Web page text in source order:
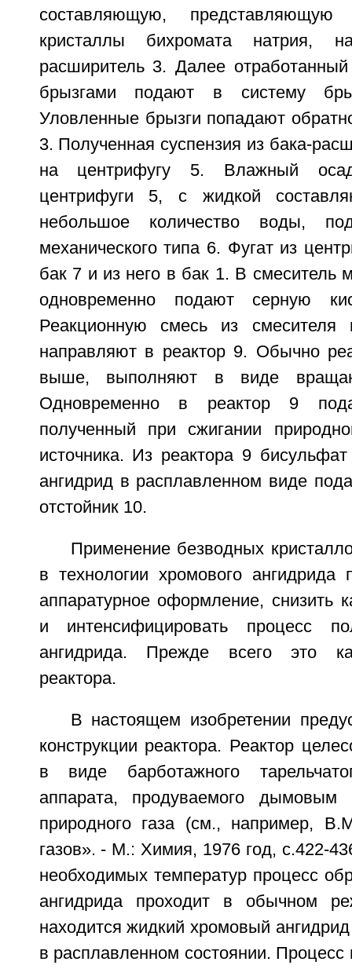
составляющую,
кристаллы бихромата натрия,
расширитель 3. Далее
брызгами подают в систему
Уловленные брызги попадают
3. Полученная суспензия из бака-
на центрифугу 5. Влажный
центрифуги 5, с жидкой
небольшое количество воды,
механического типа 6. Фугат из
бак 7 и из него в бак 1. В смеситель
одновременно подают серную
Реакционную смесь из смесителя
направляют в реактор 9. Обычно
выше, выполняют в виде
Одновременно в реактор 9
полученный при сжигании
источника. Из реактора 9
ангидрид в расплавленном виде
отстойник 10.
Применение безводных
в технологии хромового ангидрида
аппаратурное оформление, снизить
и интенсифицировать процесс
ангидрида. Прежде всего это
реактора.
В настоящем изобретении
конструкции реактора. Реактор
в виде барботажного
аппарата, продуваемого дымовым
природного газа (см., например,
газов». - М.: Химия, 1976 год, с.422-
необходимых температур процесс
ангидрида проходит в обычном
находится жидкий хромовый
в расплавленном состоянии. Процесс